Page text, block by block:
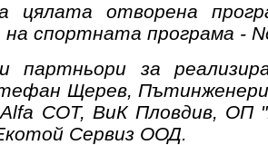
цялата отворена
на спортната програма -
партньори за
Щерев,
СОТ, ВиК Пловдив, ОП
Сервиз ООД.